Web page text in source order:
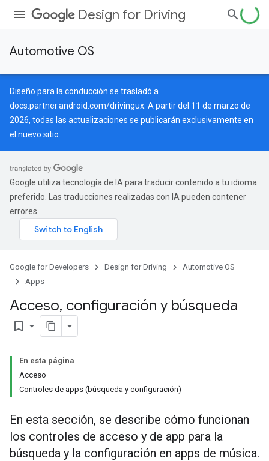
Design for Driving
Automotive OS
Diseño para la conducción se trasladó a
docs.partner.android.com/drivingux . A partir del 11 de marzo de
2026, todas las actualizaciones se publicarán exclusivamente en
el nuevo sitio.
Google utiliza tecnología de IA para traducir contenido a tu idioma
preferido. Las traducciones realizadas con IA pueden contener
errores.
Google for Developers Design for Driving
Automotive OS
Apps
Acceso, configuración y búsqueda
bookmark_border
En esta página
Acceso
Controles de apps (búsqueda y configuración)
En esta sección, se describe cómo funcionan
los controles de acceso y de app para la
búsqueda y la configuración en apps de música.